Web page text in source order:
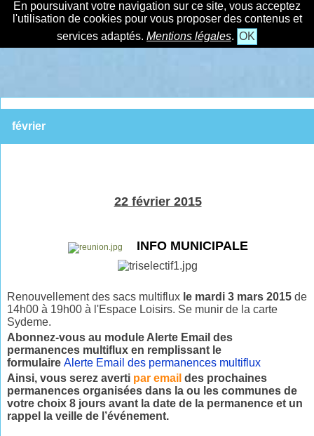
En poursuivant votre navigation sur ce site, vous acceptez
l'utilisation de cookies pour vous proposer des contenus et
services adaptés. Mentions légales. OK
février
22 février 2015
INFO MUNICIPALE
Renouvellement des sacs multiflux le mardi3 mars 2015 de
14h00 à 19h00 à l'Espace Loisirs. Se munir de la carte
Sydeme.
Abonnez-vous au module Alerte Email des
permanences multiflux en remplissant le
formulaire Alerte Email des permanences multiflux
Ainsi, vous serez averti par email des prochaines
permanences organisées dans la ou les communes de
votre choix 8 jours avant la date de la permanence et un
rappel la veille de l’événement.